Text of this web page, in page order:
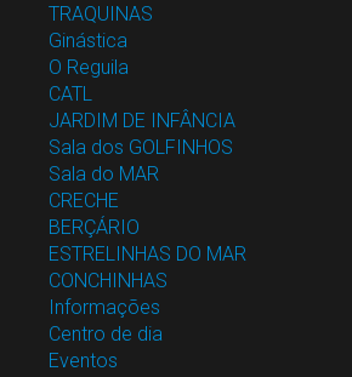
TRAQUINAS
Ginástica
O Reguila
CATL
JARDIM DE INFÂNCIA
Sala dos GOLFINHOS
Sala do MAR
CRECHE
BERÇÁRIO
ESTRELINHAS DO MAR
CONCHINHAS
Informações
Centro de dia
Eventos